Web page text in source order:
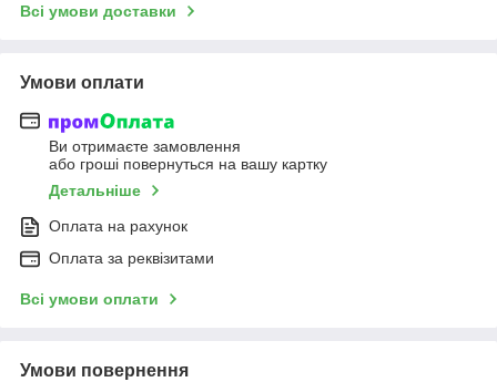
Всі умови доставки
Умови оплати
Ви отримаєте замовлення
або гроші повернуться на вашу картку
Детальніше
Оплата на рахунок
Оплата за реквізитами
Всі умови оплати
Умови повернення